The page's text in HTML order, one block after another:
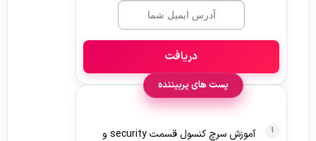
دریافت
پست های پربیننده
آموزش سرچ کنسول قسمت security و